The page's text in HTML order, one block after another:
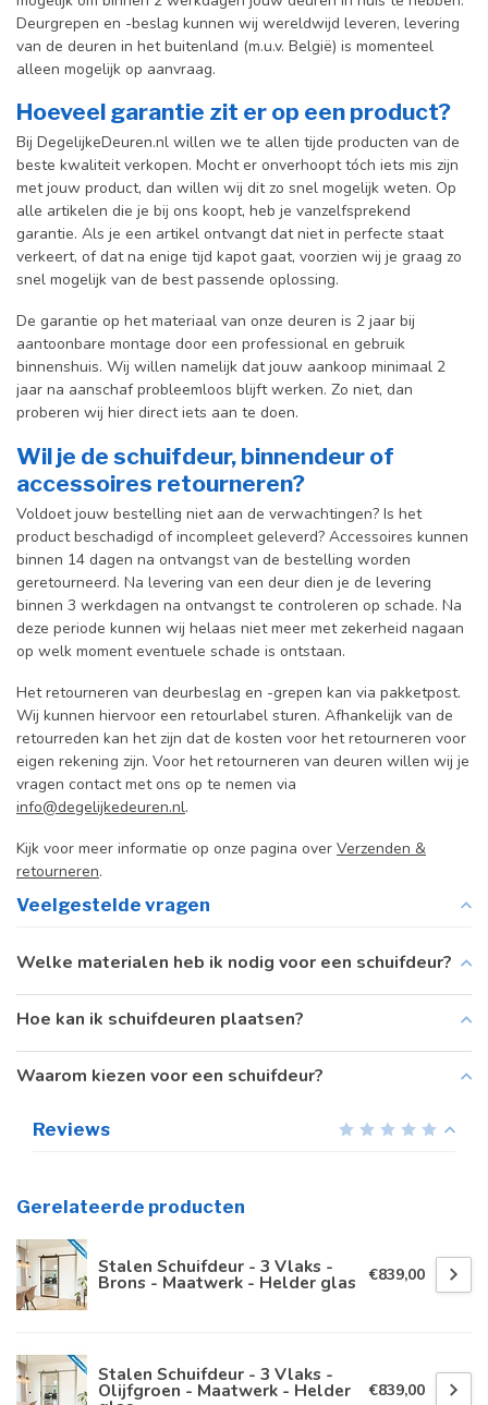
Deurgrepen en -beslag kunnen wij wereldwijd leveren, levering
van de deuren in het buitenland (m.u.v. België) is momenteel
alleen mogelijk op aanvraag.
Hoeveel garantie zit er op een product?
Bij DegelijkeDeuren.nl willen we te allen tijde producten van de
beste kwaliteit verkopen. Mocht er onverhoopt tóch iets mis zijn
met jouw product, dan willen wij dit zo snel mogelijk weten. Op
alle artikelen die je bij ons koopt, heb je vanzelfsprekend
garantie. Als je een artikel ontvangt dat niet in perfecte staat
verkeert, of dat na enige tijd kapot gaat, voorzien wij je graag zo
snel mogelijk van de best passende oplossing.
De garantie op het materiaal van onze deuren is 2 jaar bij
aantoonbare montage door een professional en gebruik
binnenshuis. Wij willen namelijk dat jouw aankoop minimaal 2
jaar na aanschaf probleemloos blijft werken. Zo niet, dan
proberen wij hier direct iets aan te doen.
Wil je de schuifdeur, binnendeur of
accessoires retourneren?
Voldoet jouw bestelling niet aan de verwachtingen? Is het
product beschadigd of incompleet geleverd? Accessoires kunnen
binnen 14 dagen na ontvangst van de bestelling worden
geretourneerd. Na levering van een deur dien je de levering
binnen 3 werkdagen na ontvangst te controleren op schade. Na
deze periode kunnen wij helaas niet meer met zekerheid nagaan
op welk moment eventuele schade is ontstaan.
Het retourneren van deurbeslag en -grepen kan via pakketpost.
Wij kunnen hiervoor een retourlabel sturen. Afhankelijk van de
retourreden kan het zijn dat de kosten voor het retourneren voor
eigen rekening zijn. Voor het retourneren van deuren willen wij je
vragen contact met ons op te nemen via
info@degelijkedeuren.nl.
Kijk voor meer informatie op onze pagina over Verzenden &
retourneren.
Veelgestelde vragen
Welke materialen heb ik nodig voor een schuifdeur?
Hoe kan ik schuifdeuren plaatsen?
Waarom kiezen voor een schuifdeur?
Reviews
Gerelateerde producten
Stalen Schuifdeur - 3 Vlaks -
Brons - Maatwerk - Helder glas €839,00
Stalen Schuifdeur - 3 Vlaks -
Olijfgroen - Maatwerk - Helder €839,00